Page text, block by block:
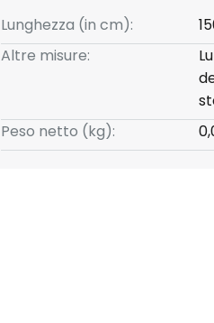
Lunghezza (in cm):
Altre misure:
Peso netto (kg):